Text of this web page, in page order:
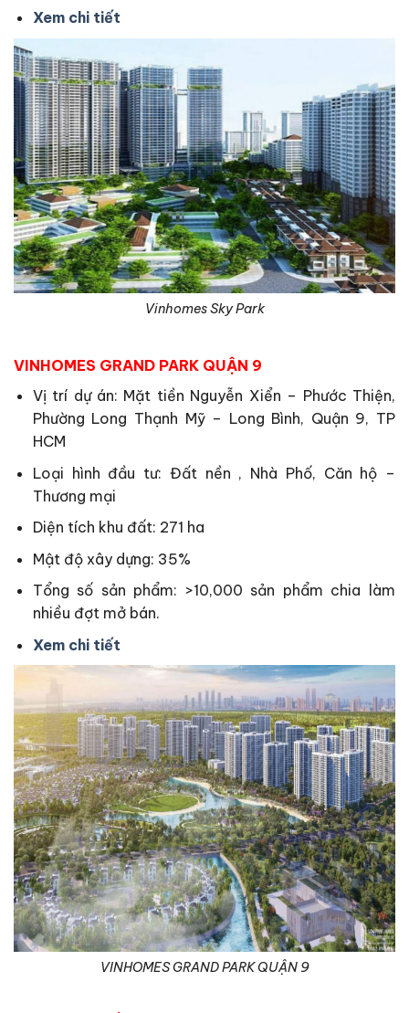
Xem chi tiết
Vinhomes Sky Park
VINHOMES GRAND PARK QUẬN 9
Vị trí dự án: Mặt tiền Nguyễn Xiển – Phước Thiện,
Phường Long Thạnh Mỹ – Long Bình, Quận 9, TP
HCM
Loại hình đầu tư: Đất nền , Nhà Phố, Căn hộ –
Thương mại
Diện tích khu đất: 271 ha
Mật độ xây dựng: 35%
Tổng số sản phẩm: >10,000 sản phẩm chia làm
nhiều đợt mở bán.
Xem chi tiết
VINHOMES GRAND PARK QUẬN 9